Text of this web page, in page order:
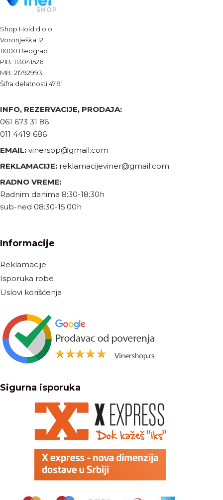
Shop Hold d.o.o.
Voronješka 12
11000 Beograd
PIB: 113041526
MB: 21792993
Šifra delatnosti 47.91
INFO, REZERVACIJE, PRODAJA:
061 673 31 86
011 4419 686
EMAIL: vinersop@gmail.com
REKLAMACIJE: reklamacijeviner@gmail.com
RADNO VREME:
Radnim danima 8:30-18:30h
sub-ned 08:30-15:00h
Informacije
Reklamacije
Isporuka robe
Uslovi korišćenja
Sigurna isporuka